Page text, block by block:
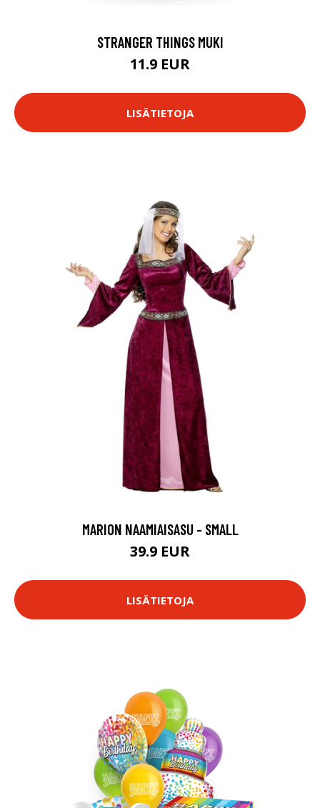
STRANGER THINGS MUKI
11.9 EUR
LISÄTIETOJA
MARION NAAMIAISASU - SMALL
39.9 EUR
LISÄTIETOJA